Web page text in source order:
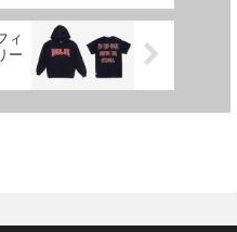
ィ
ー